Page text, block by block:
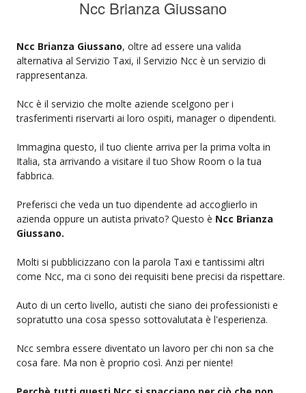
Ncc Brianza Giussano
Ncc Brianza Giussano, oltre ad essere una valida
alternativa al Servizio Taxi, il Servizio Ncc è un servizio di
rappresentanza.
Ncc è il servizio che molte aziende scelgono per i
trasferimenti riservarti ai loro ospiti, manager o dipendenti.
Immagina questo, il tuo cliente arriva per la prima volta in
Italia, sta arrivando a visitare il tuo Show Room o la tua
fabbrica.
Preferisci che veda un tuo dipendente ad accoglierlo in
azienda oppure un autista privato? Questo è Ncc Brianza
Giussano.
Molti si pubblicizzano con la parola Taxi e tantissimi altri
come Ncc, ma ci sono dei requisiti bene precisi da rispettare.
Auto di un certo livello, autisti che siano dei professionisti e
sopratutto una cosa spesso sottovalutata è l'esperienza.
Ncc sembra essere diventato un lavoro per chi non sa che
cosa fare. Ma non è proprio così. Anzi per niente!